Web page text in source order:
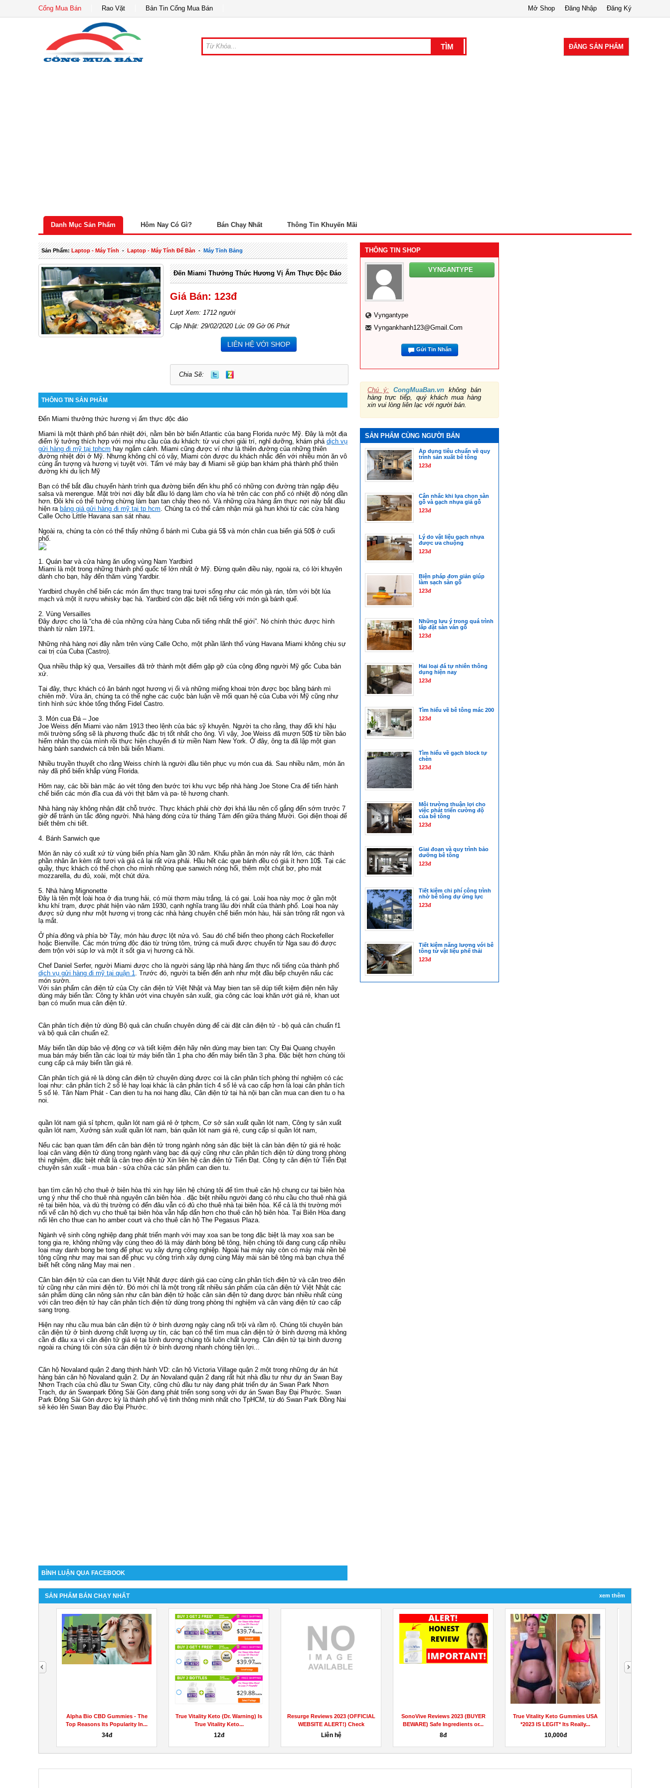
Cổng Mua Bán Rao Vặt Bản Tin Cổng Mua Bán Đăng Ký
Đăng Nhập
Mở Shop
ĐĂNG SẢN PHẨM
Danh Mục Sản Phẩm Hôm Nay Có Gì? Bán Chạy Nhất Thông Tin Khuyến Mãi
Sản Phẩm:Laptop - Máy Tính-Laptop - Máy Tính Để Bàn-Máy Tỉnh Bảng
Đến Miami Thưởng Thức Hương Vị Ẩm Thực Độc Đáo
Giá Bán: 123đ
Lượt Xem: 1712 người
Cập Nhật: 29/02/2020 Lúc 09 Gờ 06 Phút
LIÊN HỆ VỚI SHOP
Chia Sẽ:
THÔNG TIN SẢN PHẨM
Đến Miami thưởng thức hương vị ẩm thực độc đáo
Miami là một thành phố bán nhiệt đới, nằm bên bờ biển Atlantic của bang Florida nước Mỹ. Đây là một địa
điểm lý tưởng thích hợp với mọi nhu cầu của du khách: từ vui chơi giải trí, nghỉ dưỡng, khám phá dịch vụ
gửi hàng đi mỹ tại tphcm hay ngắm cảnh. Miami cũng được ví như là thiên đường của những thiên
đường nhiệt đới ở Mỹ. Nhưng không chỉ có vậy, Miami còn được du khách nhắc đến với nhiều món ăn vô
cùng ấn tượng và hương vị tuyệt vời. Tấm vé máy bay đi Miami sẽ giúp bạn khám phá thành phố thiên
đường khi du lịch Mỹ
Bạn có thể bắt đầu chuyến hành trình qua đường biển đến khu phố có những con đường tràn ngập điệu
salsa và merengue. Mặt trời nơi đây bắt đầu ló dạng làm cho vỉa hè trên các con phố có nhiệt độ nóng dần
hơn. Đôi khi có thể tưởng chừng làm bạn tan chảy theo nó. Và những cửa hàng ẩm thực nơi này bắt đầu
hiện ra bảng giá gửi hàng đi mỹ tại tp hcm . Chúng ta có thể cảm nhận mùi gà hun khói từ các cửa hàng
Calle Ocho Little Havana san sát nhau.
Ngoài ra, chúng ta còn có thể thấy những ổ bánh mì Cuba giá 5$ và món chân cua biển giá 50$ ở cuối
phố.
1. Quán bar và cửa hàng ăn uống vùng Nam Yardbird
Miami là một trong những thành phố quốc tế lớn nhất ở Mỹ. Đừng quên điều này, ngoài ra, có lời khuyên
dành cho bạn, hãy đến thăm vùng Yardbir.
Yardbird chuyên chế biến các món ẩm thực trang trại tươi sống như các món gà rán, tôm với bột lúa
mạch và một ít rượu whisky bạc hà. Yardbird còn đặc biệt nổi tiếng với món gà bánh quế.
2. Vùng Versailles
Đây được cho là “cha đẻ của những cửa hàng Cuba nổi tiếng nhất thế giới”. Nó chính thức được hình
thành từ năm 1971.
Những nhà hàng nơi đây nằm trên vùng Calle Ocho, một phần lãnh thổ vùng Havana Miami không chịu sự
cai trị của Cuba (Castro).
Qua nhiều thập kỷ qua, Versailles đã trở thành một điểm gặp gỡ của cộng đồng người Mỹ gốc Cuba bản
xứ.
Tại đây, thực khách có ăn bánh ngọt hương vị ổi và những miếng khoai tròn được bọc bằng bánh mì
chiên mỡ. Vừa ăn, chúng ta có thể nghe các cuộc bàn luận về mối quan hệ của Cuba với Mỹ cũng như
tình hình sức khỏe tổng thống Fidel Castro.
3. Món cua Đá – Joe
Joe Weiss đến Miami vào năm 1913 theo lệnh của bác sỹ khuyên. Người ta cho rằng, thay đổi khí hậu
môi trường sống sẽ là phương thuốc đặc trị tốt nhất cho ông. Vì vậy, Joe Weiss đã mượn 50$ từ tiền bảo
hiểm nhân thọ của mình rồi thực hiện chuyến đi từ miền Nam New York. Ở đây, ông ta đã lập một gian
hàng bánh sandwich cá trên bãi biển Miami.
Nhiều truyền thuyết cho rằng Weiss chính là người đầu tiên phục vụ món cua đá. Sau nhiều năm, món ăn
này đã phổ biến khắp vùng Florida.
Hôm nay, các bồi bàn mặc áo vét tông đen bước tơi khu vực bếp nhà hàng Joe Stone Cra để tiến hành
chế biến các món đĩa cua đá với thịt băm và pa- tê hương chanh.
Nhà hàng này không nhận đặt chỗ trước. Thực khách phải chờ đợi khá lâu nên cố gắng đến sớm trước 7
giờ để tránh ùn tắc đông người. Nhà hàng đóng cửa từ tháng Tám đến giữa tháng Mười. Gọi điện thoại để
biết thêm chi tiết.
4. Bánh Sanwich que
Món ăn này có xuất xứ từ vùng biển phía Nam gần 30 năm. Khẩu phần ăn món này rất lớn, các thành
phần nhân ăn kèm rất tươi và giá cả lại rất vừa phải. Hầu hết các que bánh đều có giá ít hơn 10$. Tại các
quầy, thực khách có thể chọn cho mình những que sanwich nóng hổi, thêm một chút bơ, pho mát
mozzarella, đu đủ, xoài, một chút dứa.
5. Nhà hàng Mignonette
Đây là tên một loài hoa ở địa trung hải, có mùi thơm màu trắng, lá có gai. Loài hoa này mọc ở gần một
khu khí trạm, được phát hiện vào năm 1930, cạnh nghĩa trang lâu đời nhất của thành phố. Loại hoa này
được sử dụng như một hương vị trong các nhà hàng chuyên chế biến món hàu, hải sản trông rất ngon và
lạ mắt.
Ở phía đông và phía bờ Tây, món hàu được lột nửa vỏ. Sau đó chế biến theo phong cách Rockefeller
hoặc Bienville. Các món trứng độc đáo từ trứng tôm, trứng cá muối được chuyển từ Nga sau đó được
đem trộn với súp lơ và một ít sốt gia vị hương cá hồi.
Chef Daniel Serfer, người Miami được cho là người sáng lập nhà hàng ẩm thực nổi tiếng của thành phố
dịch vụ gửi hàng đi mỹ tại quận 1
. Trước đó, người ta biến đến anh như một đầu bếp chuyên nấu các
món sườn.
Với sản phẩm cân điện tử của Cty cân điện tử Việt Nhật và May bien tan sẽ dúp tiết kiệm điện nên hãy
dùng máy biến tần: Công ty khăn ướt vina chuyên sản xuất, gia công các loại khăn ướt giá rẻ khan uot
bạn có muốn mua cân điện tử
Cân phân tích điện tử dùng Bộ quả cân chuẩn chuyên dùng để cài đặt cân điện tử - bộ quả cân chuẩn f1
và bộ quả cân chuẩn e2
Máy biến tần dúp bảo vệ động cơ và tiết kiệm điện hãy nên dùng may bien tan: Cty Đại Quang chuyên
mua bán máy biến tần các loại từ máy biến tần 1 pha cho đến máy biến tần 3 pha . Đặc biệt hơn chúng tôi
cung cấp cả máy biến tần giá rẻ
Cân phân tích giá rẻ là dòng cân điện tử chuyên dùng được coi là cân phân tích phòng thí nghiệm có các
loại như: cân phân tích 2 số lẻ hay loại khác là cân phân tích 4 số lẻ và cao cấp hơn là loại cân phân tích
5 số lẻ . Tân Nam Phát - Can dien tu ha noi hang đầu, Cân điện tử tại hà nội bạn cần mua can dien tu o ha
noi
quần lót nam giá sỉ tphcm quần lót nam giá rẻ ở tphcm Cơ sở sản xuất quần lót nam Công ty sản xuất
quần lót nam Xưởng sản xuất quần lót nam bán quần lót nam giá rẻ cung cấp sỉ quần lót nam
Nếu các bạn quan tâm đến cân bàn điện tử trong ngành nông sản đặc biệt là cân bàn điện tử giá rẻ hoặc
loại cân vàng điện tử dùng trong ngành vàng bạc đá quý cũng như cân phân tích điện tử dùng trong phòng
thì nghiệm, đặc biệt nhất là cân treo điện tử Xin liên hệ cân điện tử Tiến Đạt. Công ty cân điện tử Tiến Đạt
chuyên sản xuất - mua bán - sửa chữa các sản phẩm can dien tu
bạn tìm căn hộ cho thuê ở biên hòa thì xin hạy liên hệ chúng tôi để tìm thuê căn hộ chung cư tại biên hòa
ưng ý như thể cho thuê nhà nguyên căn biên hòa . đặc biệt nhiều người đang có nhu cầu cho thuê nhà giá
rẻ tại biên hòa , và dù thị trường có đến đâu vẫn có đủ cho thuê nhà tại biên hòa . Kể cả là thị trường mới
nổi vể căn hộ dịch vụ cho thuê tại biên hòa vẫn hấp dẩn hơn cho thuê căn hộ biên hòa . Tại Biên Hòa đang
nổi lên cho thue can ho amber court và cho thuê căn hộ The Pegasus Plaza
Ngành vệ sinh công nghiệp đang phát triển mạnh với may xoa san be tong đặc biệt là may xoa san be
tong gia re , không những vậy cùng theo đó là máy đánh bóng bê tông , hiện chúng tôi đang cung cấp nhiều
loại may danh bong be tong để phục vụ xây dựng công nghiệp. Ngoài hai máy này còn có máy mài nền bê
tông cũng như may mai san để phục vụ công trình xây dựng cùng Máy mài sàn bê tông mà bạn chựa thể
biết hết công năng May mai nen
Cân bàn điện tử của can dien tu Việt Nhật được dánh giá cao cùng cân phân tích điện tử và cân treo điện
tử cũng như cân mini điện tử . Đó mới chỉ là một trong rất nhiều sản phẩm của cân điện tử Việt Nhật các
sản phẩm dùng cân nông sản như cân bàn điện tử hoặc cân sàn điện tử đang dược bán nhiều nhất cùng
với cân treo điện tử hay cân phân tích điện tử dùng trong phòng thí nghiệm và cân vàng điện tử cao cấp
sang trọng.
Hiện nay nhu cầu mua bán cân điện tử ở bình dương ngày càng nổi trội và rầm rộ. Chúng tôi chuyên bán
cân điện tử ở bình dương chất lượng uy tín, các bạn có thể tìm mua cân điện tử ở bình dương mà không
cần đi đâu xa vì cân điện tử giá rẻ tại bình dương chúng tôi luôn chất lượng. Cân điện tử tại bình dương
ngoài ra chúng tôi còn sửa cân điện tử ở bình dương nhanh chóng tiện lợi...
Căn hộ Novaland quận 2 đang thịnh hành VD: căn hộ Victoria Village quận 2 một trong những dự án hút
hàng bán căn hộ Novaland quận 2 Dự án Novaland quận 2 đang rất hút nhà đầu tư như dự án Swan Bay
Nhơn Trạch của chủ đầu tư Swan City, cũng chủ đầu tư này đang phát triển dự án Swan Park Nhơn
Trạch dự án Swanpark Đông Sài Gòn đang phát triển song song với dự án Swan Bay Đại Phước Swan
Park Đông Sài Gòn được kỳ là thành phố vệ tinh thông minh nhất cho TpHCM, từ đó Swan Park Đồng Nai
sẽ kéo lên Swan Bay đảo Đại Phước
BÌNH LUẬN QUA FACEBOOK
THÔNG TIN SHOP
VYNGANTYPE
Vyngantype
Vyngankhanh123@gmail.com
Gửi Tin Nhắn
Chú ý: CongMuaBan.vn không bán
hàng trực tiếp, quý khách mua hàng
xin vui lòng liên lạc với người bán.
SẢN PHẨM CÙNG NGƯỜI BÁN
Áp dụng tiêu chuẩn về quy
trình sản xuất bê tông
123đ
Cân nhắc khi lựa chọn sàn
gỗ và gạch nhựa giả gỗ
123đ
Lý do vật liệu gạch nhựa
được ưa chuộng
123đ
Biện pháp đơn giản giúp
làm sạch sàn gỗ
123đ
Những lưu ý trong quá trình
lắp đặt sàn ván gỗ
123đ
Hai loại đá tự nhiên thông
dụng hiện nay
123đ
Tìm hiểu về bê tông mác 200
123đ
Tìm hiểu về gạch block tự
chèn
123đ
Môi trường thuận lợi cho
việc phát triển cường độ
của bê tông
123đ
Giai đoạn và quy trình bảo
dưỡng bê tông
123đ
Tiết kiệm chi phí công trình
nhờ bê tông dự ứng lực
123đ
Tiết kiệm năng lượng với bê
tông từ vật liệu phế thải
123đ
SẢN PHẨM BÁN CHẠY NHẤT xem thêm
Alpha Bio CBD Gummies - The
Top Reasons Its Popularity In...
34đ
True Vitality Keto (Dr. Warning) Is
True Vitality Keto...
12đ
Resurge Reviews 2023 (OFFICIAL
WEBSITE ALERT!) Check
Weight...
Liên hệ
SonoVive Reviews 2023 (BUYER
BEWARE) Safe Ingredients or...
8đ
True Vitality Keto Gummies USA
*2023 IS LEGIT* Its Really...
10,000đ
next